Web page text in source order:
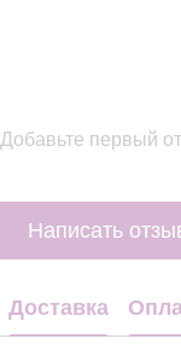
Добавьте первый
Написать
Доставка